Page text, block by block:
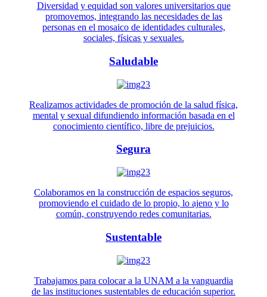
Diversidad y equidad son valores universitarios que
promovemos, integrando las necesidades de las
personas en el mosaico de identidades culturales,
sociales, físicas y sexuales.
Saludable
Realizamos actividades de promoción de la salud física,
mental y sexual difundiendo información basada en el
conocimiento científico, libre de prejuicios.
Segura
Colaboramos en la construcción de espacios seguros,
promoviendo el cuidado de lo propio, lo ajeno y lo
común, construyendo redes comunitarias.
Sustentable
Trabajamos para colocar a la UNAM a la vanguardia
de las instituciones sustentables de educación superior.